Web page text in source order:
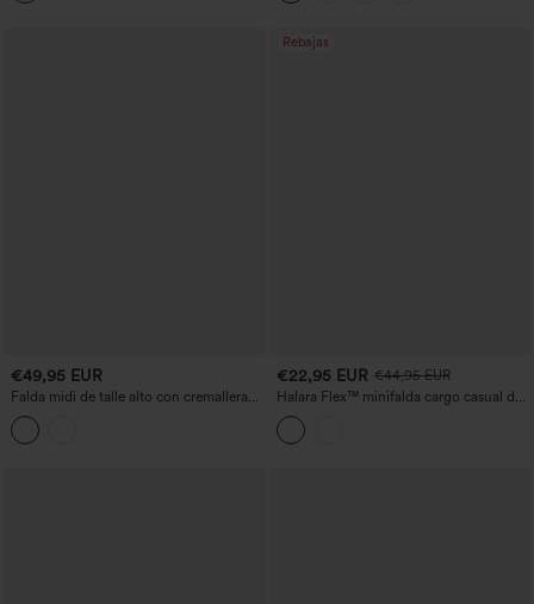
€49,95 EUR
Falda midi de talle alto con cremallera
invisible, dobladillo asimétrico,
drapeada en denim de lyocell, informal y
fluida con bolsillos
Rebajas
€22,95 EUR €44,95 EUR
Halara Flex™ minifalda cargo casual de
denim con cintura media y bolsillos con
cremallera